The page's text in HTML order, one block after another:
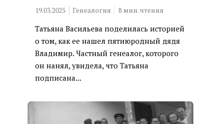
19.03.2025 Генеалогия 8 мин. чтения
Татьяна Васильева поделилась историей
о том, как ее нашел пятиюродный дядя
Владимир. Частный генеалог, которого
он нанял, увидела, что Татьяна
подписана...